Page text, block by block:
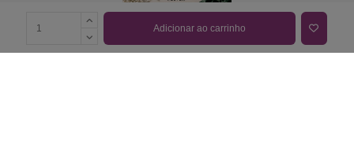
Adicionar ao carrinho